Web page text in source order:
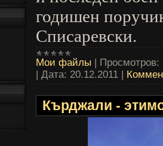
годишен
Списаревски.
Мои файлы | Просмотров:
| Дата: 20.12.2011 |
Кърджали -